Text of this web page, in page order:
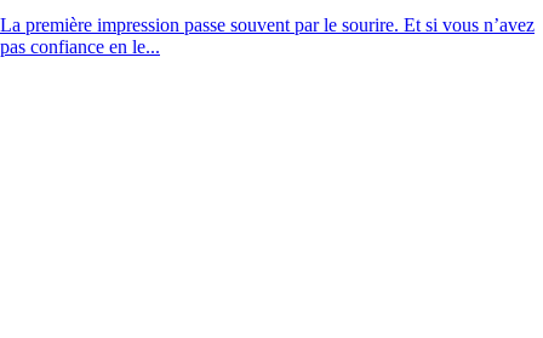
La première impression passe souvent par le sourire. Et si vous n’avez
pas confiance en le...